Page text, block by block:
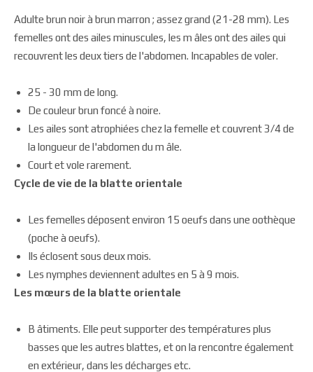
Adulte brun noir à brun marron ; assez grand (21-28 mm). Les
femelles ont des ailes minuscules, les m âles ont des ailes qui
recouvrent les deux tiers de l'abdomen. Incapables de voler.
25 - 30 mm de long.
De couleur brun foncé à noire.
Les ailes sont atrophiées chez la femelle et couvrent 3/4 de
la longueur de l'abdomen du m âle.
Court et vole rarement.
Cycle de vie de la blatte orientale
Les femelles déposent environ 15 oeufs dans une oothèque
(poche à oeufs).
Ils éclosent sous deux mois.
Les nymphes deviennent adultes en 5 à 9 mois.
Les mœurs de la blatte orientale
B âtiments. Elle peut supporter des températures plus
basses que les autres blattes, et on la rencontre également
en extérieur, dans les décharges etc.